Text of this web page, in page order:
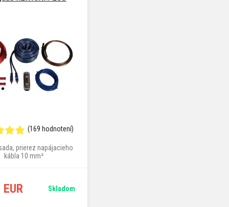
(169 hodnotení)
prierez napájacieho
kábla 10 mm²
Skladom